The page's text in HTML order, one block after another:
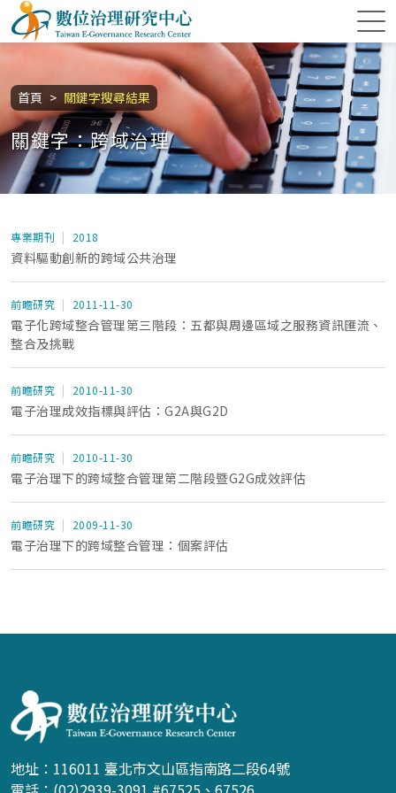
跳到主要內容區塊
數位治理研究中心
首頁 關鍵字搜尋結果
:::
關鍵字：跨域治理
專業期刊 2018
資料驅動創新的跨域公共治理
前瞻研究 2011-11-30
電子化跨域整合管理第三階段：五都與周邊區域之服務資訊匯流、
整合及挑戰
前瞻研究 2010-11-30
電子治理成效指標與評估：G2A與G2D
前瞻研究 2010-11-30
電子治理下的跨域整合管理第二階段暨G2G成效評估
前瞻研究 2009-11-30
電子治理下的跨域整合管理：個案評估
地址：116011 臺北市文山區指南路二段64號